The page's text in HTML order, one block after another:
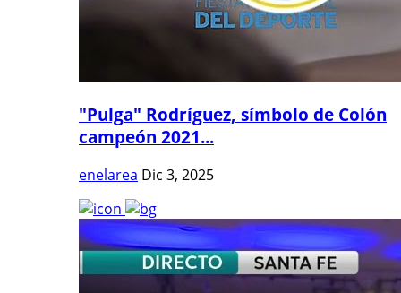
"Pulga" Rodríguez, símbolo de Colón
campeón 2021...
enelarea Dic 3, 2025